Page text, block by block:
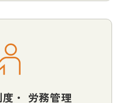
・ 労務管理